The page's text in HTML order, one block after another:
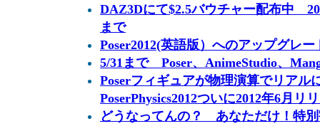
DAZ3Dにて$2.5バウチャー配布中
まで
Poser2012(英語版）へのアップグレー
5/31まで Poser、AnimeStudio、
Poserフィギュアが物理演算でリア
PoserPhysics2012ついに2012年6月リ
どうなってんの？ あなただけ！特別